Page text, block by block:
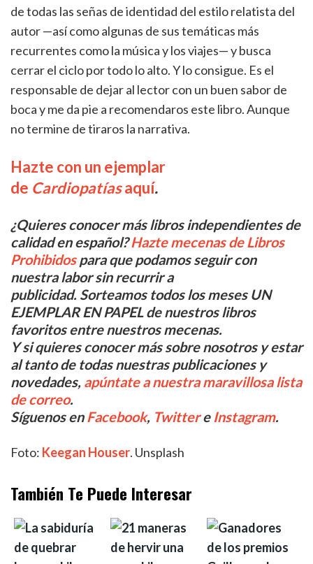
de todas las señas de identidad del estilo relatista del
autor —así como algunas de sus temáticas más
recurrentes como la música y los viajes— y busca
cerrar el ciclo por todo lo alto. Y lo consigue. Es el
responsable de dejar al lector con un buen sabor de
boca y me da pie a recomendaros este libro. Aunque
no termine de tiraros la narrativa.
Hazte con un ejemplar
de Cardiopatíasaquí.
¿Quieres conocer más libros independientes de
calidad en español?Hazte mecenas de Libros
Prohibidospara que podamos seguir con
nuestra labor sin recurrir a
publicidad. Sorteamos todos los meses UN
EJEMPLAR EN PAPEL de nuestros libros
favoritos entre nuestros mecenas.
Y si quieres conocer más sobre nosotros y estar
al tanto de todas nuestras publicaciones y
novedades, apúntate a nuestra maravillosa lista
de correo.
Síguenos enFacebook, Twittere Instagram.
Foto: Keegan Houser. Unsplash
También Te Puede Interesar